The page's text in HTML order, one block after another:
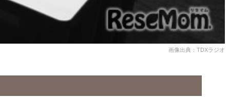
画像出典：TDXラジオ